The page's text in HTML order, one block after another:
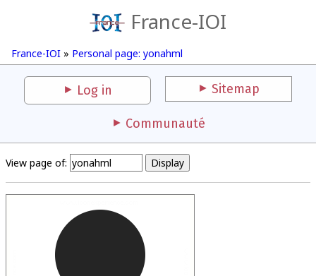
France-IOI
France-IOI » Personal page: yonahml
Log in Sitemap
Communauté
View page of: